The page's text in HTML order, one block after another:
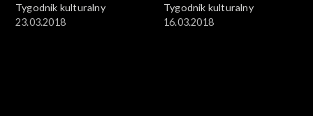
Tygodnik kulturalny
23.03.2018
Tygodnik kulturalny
16.03.2018